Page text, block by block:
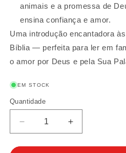
animais e a promessa de
ensina confiança e amor.
Uma introdução encantadora
Bíblia — perfeita para ler em
o amor por Deus e pela Sua
EM STOCK
Quantidade
Quantidade
Diminuir
a
quantidade
Aumentar
a
quantidade